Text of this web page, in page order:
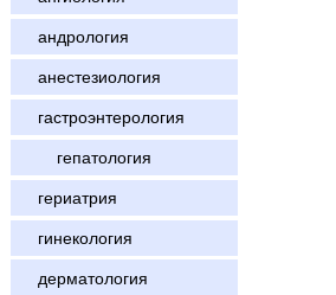
андрология
анестезиология
гастроэнтерология
гепатология
гериатрия
гинекология
дерматология